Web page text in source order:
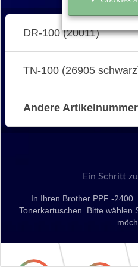
DR-100 (20011)
TN-100 (26905
Andere Artikelnummer
Ein Schritt
In Ihren Brother PPF -
Tonerkartuschen. Bitte wählen